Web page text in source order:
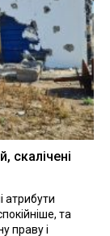
скалічені
атрибути
та
праву і